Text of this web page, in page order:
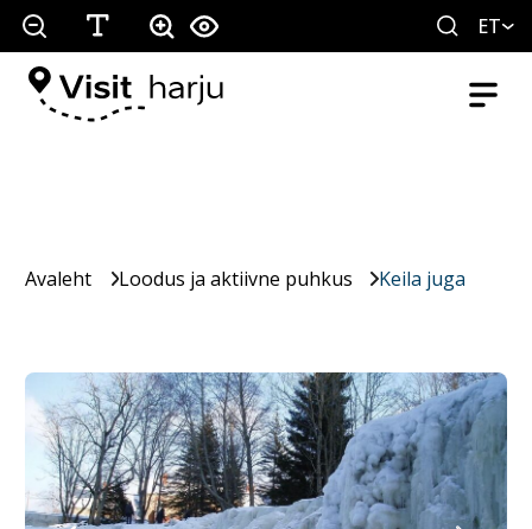
ET
Avaleht Loodus ja aktiivne puhkus Keila juga